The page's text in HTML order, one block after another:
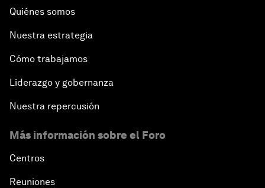
Quiénes somos
Nuestra estrategia
Cómo trabajamos
Liderazgo y gobernanza
Nuestra repercusión
Más información sobre el Foro
Centros
Reuniones